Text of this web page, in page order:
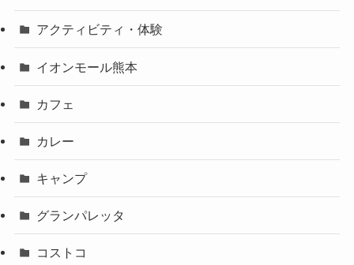
アクティビティ・体験
イオンモール熊本
カフェ
カレー
キャンプ
グランパレッタ
コストコ